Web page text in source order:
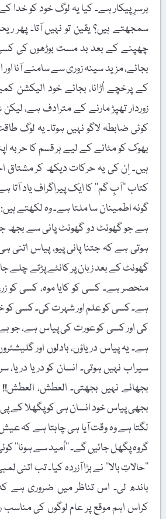
برسرِ پیکار ہے۔ کیا یہ لوگ خود کو
سمجھتے ہیں؟ یقین تو نہیں آتا۔ پھر
چھپنے کے بعد بد مست بوڑھوں کی
بجائے، مزید سینہ زوری سے سامنے آنا اور
کے پرخچے اُڑانا، بجائے خود الیکشن
زوردار تھپڑ مارنے کے مترادف ہے، لیکن
کوئی ضابطہ لاگو نہیں ہوتا۔ یہ لوگ
بھوک کو مٹانے کے لیے ہر قسم کا حربہ
ہیں۔ اِن کی یہ حرکات دیکھ کر مشتاق
کتاب ’’آبِ گم‘‘ کا ایک پیراگراف یاد
گونہ اطمینان سا ملتا ہے۔ وہ لکھتے
ہے جو گھونٹ دو گھونٹ پانی سے بجھ
ہوتی ہے کہ جتنا پانی پیو، پیاس اتنی
گھونٹ کے بعد زبان پر کانٹے پڑتے چلے
منحصر ہے۔ کسی کو کایا موہ، کسی کو
ہے۔ کسی کو علم اور شہرت کی۔ کسی کو
کی اور کسی کو عورت کی پیاس ہے، جو
ہے۔ یہ پیاس دریاؤں، بادلوں اور
سیراب نہیں ہوتی۔ انسان کو دریا دریا،
بجھائے نہیں بجھتی۔ العطش، العطش!!
بجھی پیاس خود انسان ہی کو پگھلا کے
لگتا ہے وہ وقت آیا ہی چاہتا ہے کہ
گروہ پگھل جائیں گے۔ ’’اُمید سے ہونا‘‘
’’حالاتِ بالا‘‘ نے بڑا آزردہ کیا۔ تب اتنی
باندھ لی۔ اس تناظر میں ضروری ہے
کراس اہم موقع پر عام لوگوں کی